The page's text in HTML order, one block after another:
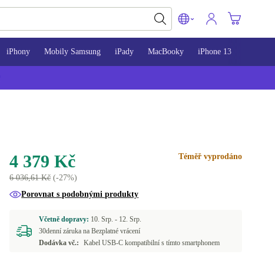
iPhony Mobily Samsung iPady MacBooky iPhone 13
4 379 Kč
6 036,61 Kč(-27%)
Téměř vyprodáno
Porovnat s podobnými produkty
Včetně dopravy: 10. Srp. - 12. Srp.
30denní záruka na Bezplatné vrácení
Dodávka vč.:
Kabel USB-C kompatibilní s tímto smartphonem